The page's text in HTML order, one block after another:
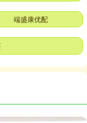
端盛康优配